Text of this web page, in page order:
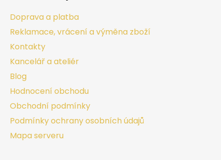
Doprava a platba
Reklamace, vrácení a výměna zboží
Kontakty
Kancelář a ateliér
Blog
Hodnocení obchodu
Obchodní podmínky
Podmínky ochrany osobních údajů
Mapa serveru